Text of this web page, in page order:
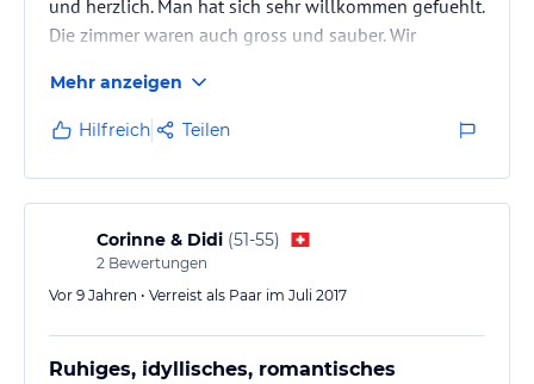
und herzlich. Man hat sich sehr willkommen gefuehlt.
Die zimmer waren auch gross und sauber. Wir
empfehlen das Hotel weiter.
Mehr anzeigen
Hilfreich Teilen
Corinne & Didi (51-55)
2 Bewertungen
Vor 9 Jahren • Verreist als Paar im Juli 2017
Ruhiges, idyllisches, romantisches